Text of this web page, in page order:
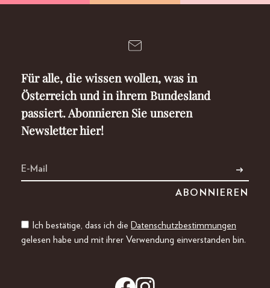
Für alle, die wissen wollen, was in
Österreich und in ihrem Bundesland
passiert. Abonnieren Sie unseren
Newsletter hier!
Ich bestätige, dass ich die Datenschutzbestimmungen
gelesen habe und mit ihrer Verwendung einverstanden bin.